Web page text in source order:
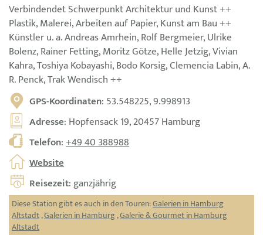
Verbindendet Schwerpunkt Architektur und Kunst ++
Plastik, Malerei, Arbeiten auf Papier, Kunst am Bau ++
Künstler u. a. Andreas Amrhein, Rolf Bergmeier, Ulrike
Bolenz, Rainer Fetting, Moritz Götze, Helle Jetzig, Vivian
Kahra, Toshiya Kobayashi, Bodo Korsig, Clemencia Labin, A.
R. Penck, Trak Wendisch ++
GPS-Koordinaten: 53.548225, 9.998913
Adresse: Hopfensack 19, 20457 Hamburg
Telefon:+49 40 388988
Website
Reisezeit: ganzjährig
Diese Station gibt es auch in den Touren:Galerien in Hamburg
Altstadt,Galerien in Hamburg ,Galerie & Gourmet in Hamburg
Altstadt